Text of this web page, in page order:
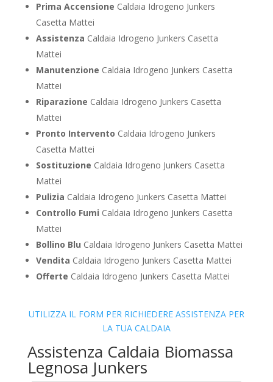
Prima Accensione Caldaia Idrogeno Junkers
Casetta Mattei
Assistenza Caldaia Idrogeno Junkers Casetta
Mattei
Manutenzione Caldaia Idrogeno Junkers Casetta
Mattei
Riparazione Caldaia Idrogeno Junkers Casetta
Mattei
Pronto Intervento Caldaia Idrogeno Junkers
Casetta Mattei
Sostituzione Caldaia Idrogeno Junkers Casetta
Mattei
Pulizia Caldaia Idrogeno Junkers Casetta Mattei
Controllo Fumi Caldaia Idrogeno Junkers Casetta
Mattei
Bollino Blu Caldaia Idrogeno Junkers Casetta Mattei
Vendita Caldaia Idrogeno Junkers Casetta Mattei
Offerte Caldaia Idrogeno Junkers Casetta Mattei
UTILIZZA IL FORM PER RICHIEDERE ASSISTENZA PER
LA TUA CALDAIA
Assistenza Caldaia Biomassa
Legnosa Junkers